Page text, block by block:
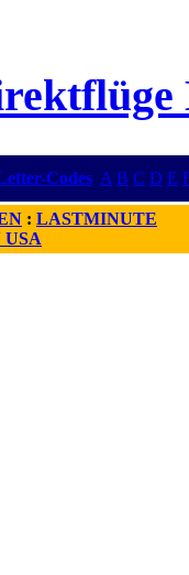
Codes A B C D E
: LASTMINUTE
USA